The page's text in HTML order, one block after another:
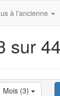
à l'ancienne
sur
Mois (3)